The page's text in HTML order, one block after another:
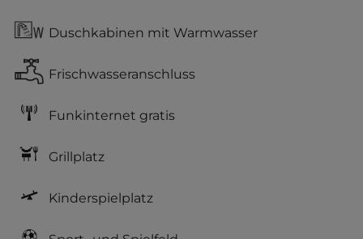
Duschkabinen mit Warmwasser
Frischwasseranschluss
Funkinternet gratis
Grillplatz
Kinderspielplatz